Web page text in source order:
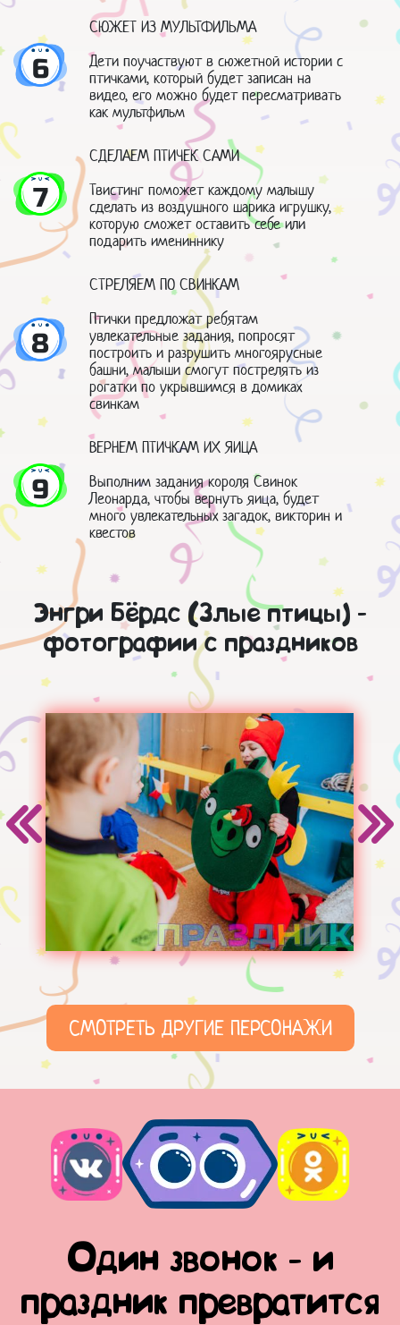
6
СЮЖЕТ ИЗ МУЛЬТФИЛЬМА
Дети поучаствуют в сюжетной истории с
птичками, который будет записан на
видео, его можно будет пересматривать
как мультфильм
7
СДЕЛАЕМ ПТИЧЕК САМИ
Твистинг поможет каждому малышу
сделать из воздушного шарика игрушку,
которую сможет оставить себе или
подарить имениннику
8
СТРЕЛЯЕМ ПО СВИНКАМ
Птички предложат ребятам
увлекательные задания, попросят
построить и разрушить многоярусные
башни, малыши смогут пострелять из
рогатки по укрывшимся в домиках
свинкам
9
ВЕРНЕМ ПТИЧКАМ ИХ ЯИЦА
Выполним задания короля Свинок
Леонарда, чтобы вернуть яица, будет
много увлекательных загадок, викторин и
квестов
Энгри Бёрдс (Злые птицы) -
фотографии с праздников
СМОТРЕТЬ ДРУГИЕ ПЕРСОНАЖИ
Один звонок - и
праздник превратится